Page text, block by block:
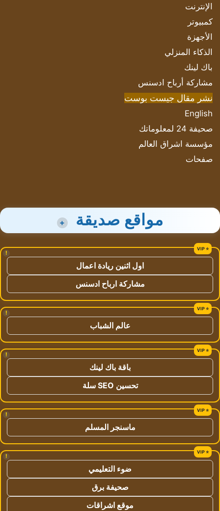
الإنترنت
كمبيوتر
الأجهزة
الذكاء المنزلي
باك لينك
مشاركة أرباح ادسنس
نشر مقال جيست بوست
English
صحيفة 24 لمعلوماتك
مؤسسة اشراق العالم
صفحات
مواقع صديقة +
!
اول اثنين ريادة اعمال
مشاركة ارباح ادسنس
!
عالم الشباب
!
باقة باك لينك
تحسين SEO سلة
!
ماسنجر المسلم
!
ضوء التعليمي
صحيفة برق
موقع اشراقات